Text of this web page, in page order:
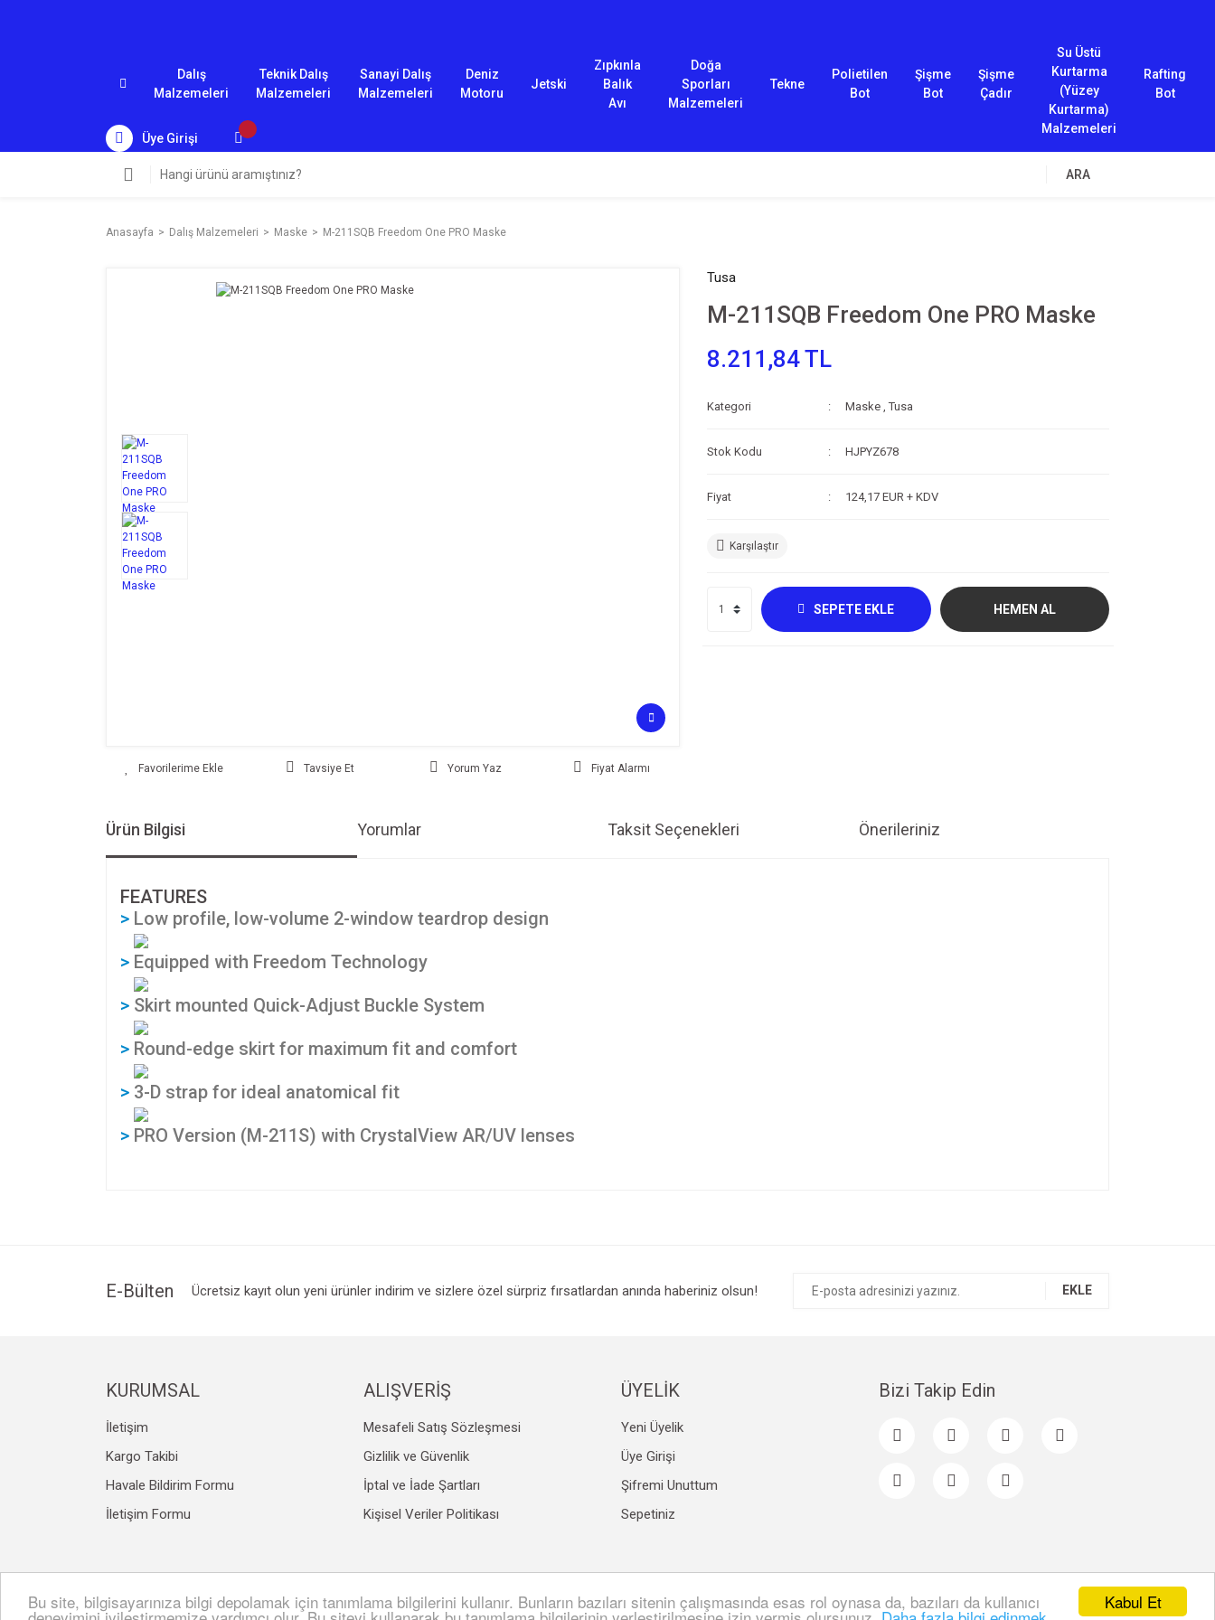
Kabul Et
Bu site, bilgisayarınıza bilgi depolamak için tanımlama bilgilerini kullanır. Bunların bazıları sitenin çalışmasında esas rol oynasa da, bazıları da kullanıcı
Dalış
Malzemeleri
Teknik Dalış
Malzemeleri
Sanayi Dalış
Malzemeleri
Deniz
Motoru
Jetski
Zıpkınla
Balık
Avı
Doğa
Sporları
Malzemeleri
Tekne
Polietilen
Bot
Şişme
Bot
Şişme
Çadır
Su Üstü
Kurtarma
(Yüzey
Kurtarma)
Malzemeleri
Rafting
Bot
Üye Girişi
ARA
Anasayfa Dalış Malzemeleri Maske M-211SQB Freedom One PRO Maske
Tavsiye Et Yorum Yaz Fiyat Alarmı
Tusa
M-211SQB Freedom One PRO Maske
8.211,84 TL
Kategori Maske ,Tusa
Stok Kodu HJPYZ678
Fiyat 124,17 EUR + KDV
Karşılaştır
SEPETE EKLE HEMEN AL
Ürün Bilgisi Yorumlar Taksit Seçenekleri Önerileriniz
FEATURES
> Low profile, low-volume 2-window teardrop design
> Equipped with Freedom Technology
> Skirt mounted Quick-Adjust Buckle System
> Round-edge skirt for maximum fit and comfort
> 3-D strap for ideal anatomical fit
> PRO Version (M-211S) with CrystalView AR/UV lenses
Ürün bilgilerinde hatalar bulunuyor.
Gönder
E-Bülten Ücretsiz kayıt olun yeni ürünler indirim ve sizlere özel sürpriz fırsatlardan anında haberiniz olsun! EKLE
KURUMSAL
İletişim
Kargo Takibi
Havale Bildirim Formu
İletişim Formu
ALIŞVERİŞ
Mesafeli Satış Sözleşmesi
Gizlilik ve Güvenlik
İptal ve İade Şartları
Kişisel Veriler Politikası
ÜYELİK
Yeni Üyelik
Üye Girişi
Şifremi Unuttum
Sepetiniz
Bizi Takip Edin
© Tüm hakları saklıdır. Kredi kartı bilgileriniz 256bit SSL sertifikası ile korunmaktadır.